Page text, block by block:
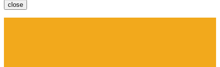
close